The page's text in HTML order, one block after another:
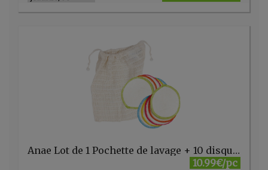
Anae Lot de 1 Pochette de lavage + 10 disques maquillage
10.99€/pc